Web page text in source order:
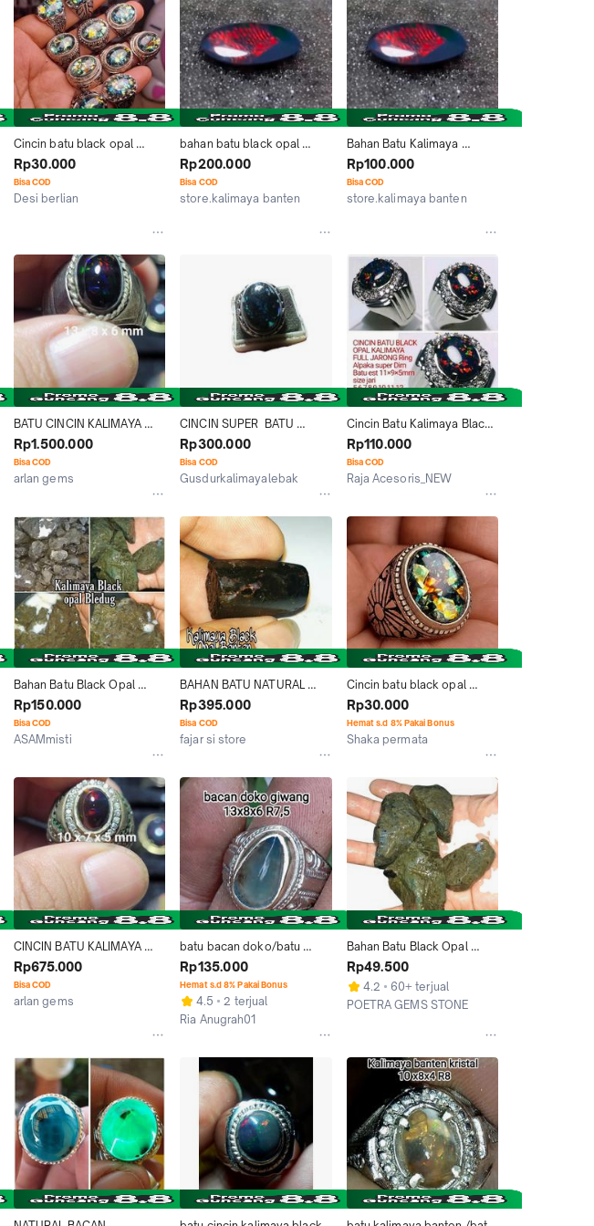
banten pancawarna giok
hijau solar sulaiman akik
gambar
Cincin batu black opal
kalimaya banten sempur RS
full jarong pelangi
Rp30.000
Bisa COD
Desi berlian
bahan batu black opal
sempur kalimaya banten
Rp200.000
Bisa COD
store.kalimaya banten
Bahan Batu Kalimaya
Banten Istimewa - Black
Opal
Rp100.000
Bisa COD
store.kalimaya banten
BATU CINCIN KALIMAYA
BANTEN BLACK OPAL
Rp1.500.000
Bisa COD
arlan gems
CINCIN SUPER  BATU
KALIMAYA BLACK OPAL
SEMPUR ASLI BANTEN
Rp300.000
Bisa COD
Gusdurkalimayalebak
Cincin Batu Kalimaya Black
Opal Banten Full Jarong
Rp110.000
Bisa COD
Raja Acesoris_NEW
Bahan Batu Black Opal
Kalimaya Bledug Boulder
MAJA BANTEN Bakat Jarong
Termurah
Rp150.000
Bisa COD
ASAMmisti
BAHAN BATU NATURAL
KALIMAYA BLACK OPAL
BANTEN ASLI
Rp395.000
Bisa COD
fajar si store
Cincin batu black opal
kalimaya banten jarong full
ring ukir
Rp30.000
Hemat s.d 8% Pakai Bonus
Shaka permata
CINCIN BATU KALIMAYA
BANTEN BLACK OPAL KOPI
Rp675.000
Bisa COD
arlan gems
batu bacan doko/batu
giok/batu black opal
banten /kalimaya banten
/batu akik
Rp135.000
Hemat s.d 8% Pakai Bonus
4.5
2 terjual
Ria Anugrah01
Bahan Batu Black Opal
Kalimaya Bledug Boulder
MAJA BANTEN Bakat Jarong
Rp49.500
4.2
60+ terjual
POETRA GEMS STONE